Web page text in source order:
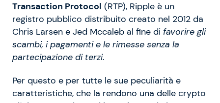
Transaction Protocol (RTP), Ripple è un
registro pubblico distribuito creato nel 2012 da
Chris Larsen e Jed Mccaleb al fine di favorire gli
scambi, i pagamenti e le rimesse senza la
partecipazione di terzi.
Per questo e per tutte le sue peculiarità e
caratteristiche, che la rendono una delle crypto